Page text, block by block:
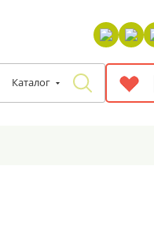
Каталог